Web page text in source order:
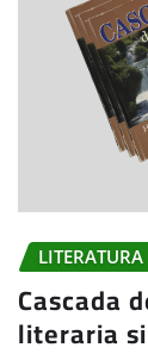
LITERATURA
Cascada
literaria